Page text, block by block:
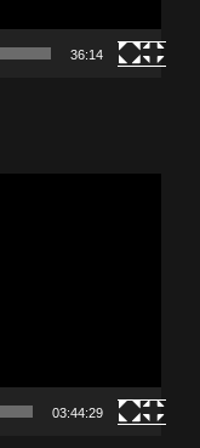
36:14
03:44:29